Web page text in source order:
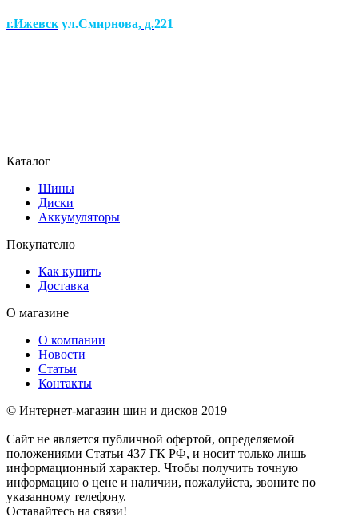
г.Ижевск ул.Смирнова, д.221
Каталог
Шины
Диски
Аккумуляторы
Покупателю
Как купить
Доставка
О магазине
О компании
Новости
Статьи
Контакты
© Интернет-магазин шин и дисков 2019
Сайт не является публичной офертой, определяемой
положениями Статьи 437 ГК РФ, и носит только лишь
информационный характер. Чтобы получить точную
информацию о цене и наличии, пожалуйста, звоните по
указанному телефону.
Оставайтесь на связи!